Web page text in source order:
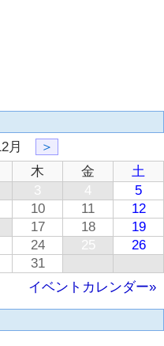
月
＞
木 金
土
3 4
5
10 11
12
17 18
19
24 25
26
31
イベントカレンダー»